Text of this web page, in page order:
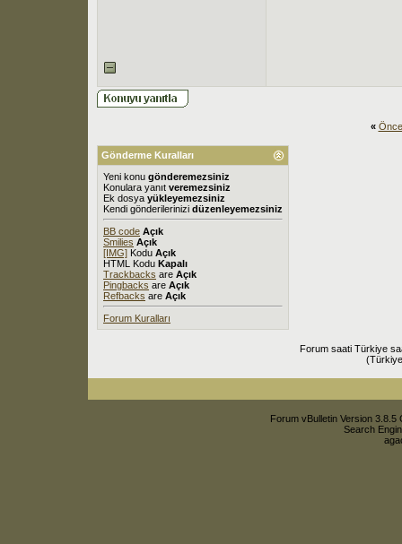
«
Gönderme Kuralları
Yeni konu gönderemezsiniz
Konulara yanıt veremezsiniz
Ek dosya yükleyemezsiniz
Kendi gönderilerinizi düzenleyemezsiniz
BB code Açık
Smilies Açık
[IMG] Kodu Açık
HTML Kodu Kapalı
Trackbacks are Açık
Pingbacks are Açık
Refbacks are Açık
Forum Kuralları
Forum saati Türkiye
Forum vBulletin Version
Search